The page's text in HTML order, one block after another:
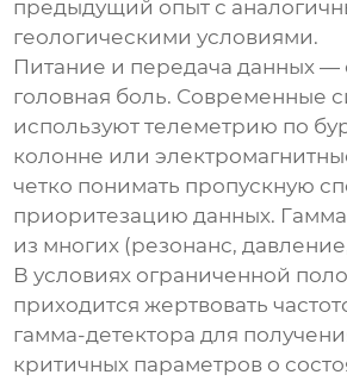
предыдущий опыт с
геологическими условиями.
Питание и передача данных —
головная боль. Современные
используют телеметрию по
колонне или
четко понимать пропускную
приоритезацию данных.
из многих (резонанс,
В условиях ограниченной
приходится жертвовать
гамма-детектора для
критичных параметров о